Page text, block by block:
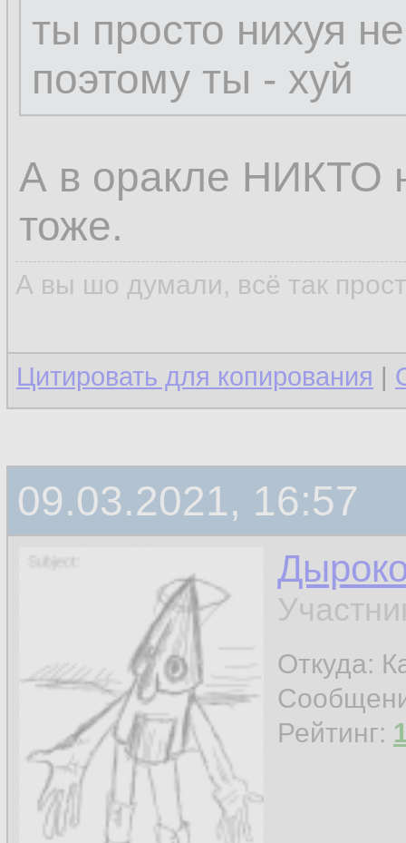
ты просто нихуя
поэтому ты - хуй
А в оракле НИКТО
тоже.
А вы шо думали, всё так
Цитировать для копирования |
09.03.2021, 16:57
Откуда:
Рейтинг: